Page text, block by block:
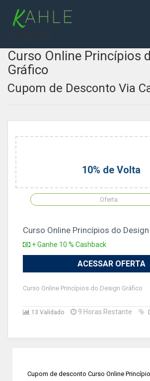
Curso Online Princípios
Gráfico
Cupom de Desconto Via
10% de Volta
Oferta
Curso Online Princípios do
+ Ganhe 10 % Cashback
ACESSAR OFERTA
Curso Online Princípios do Design Gráfico
13 Validado 9 Horas Restante
Cupom de desconto Curso Online